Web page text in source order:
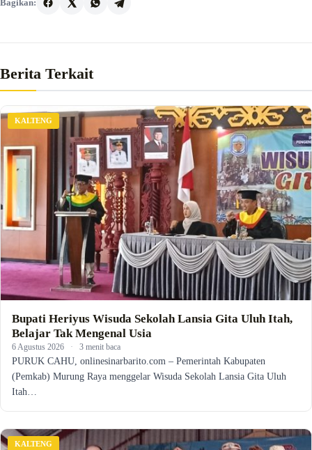
Bagikan:
Berita Terkait
KALTENG
Bupati Heriyus Wisuda Sekolah Lansia Gita Uluh Itah,
Belajar Tak Mengenal Usia
6 Agustus 2026 · 3 menit baca
PURUK CAHU, onlinesinarbarito.com – Pemerintah Kabupaten
(Pemkab) Murung Raya menggelar Wisuda Sekolah Lansia Gita Uluh
Itah…
KALTENG